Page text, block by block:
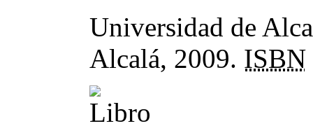
Universidad de
Alcalá, 2009. ISBN